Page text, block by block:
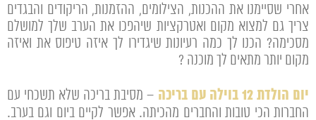
אחרי שסיימנו את ההכנות, הצילומים, ההזמנות, הריקודים והבגדים
צריך גם למצוא מקום ואטרקציות שיהפכו את הערב שלך למושלם
מסכימה? הכנו לך כמה רעיונות שיגדירו לך איזה טיפוס את ואיזה
מקום יותר מתאים לך מוכנה ?
יום הולדת 12 בוילה עם בריכה
– מסיבת בריכה שלא תשכחי עם
החברות הכי טובות והחברים מהכיתה. אפשר לקיים ביום וגם בערב.